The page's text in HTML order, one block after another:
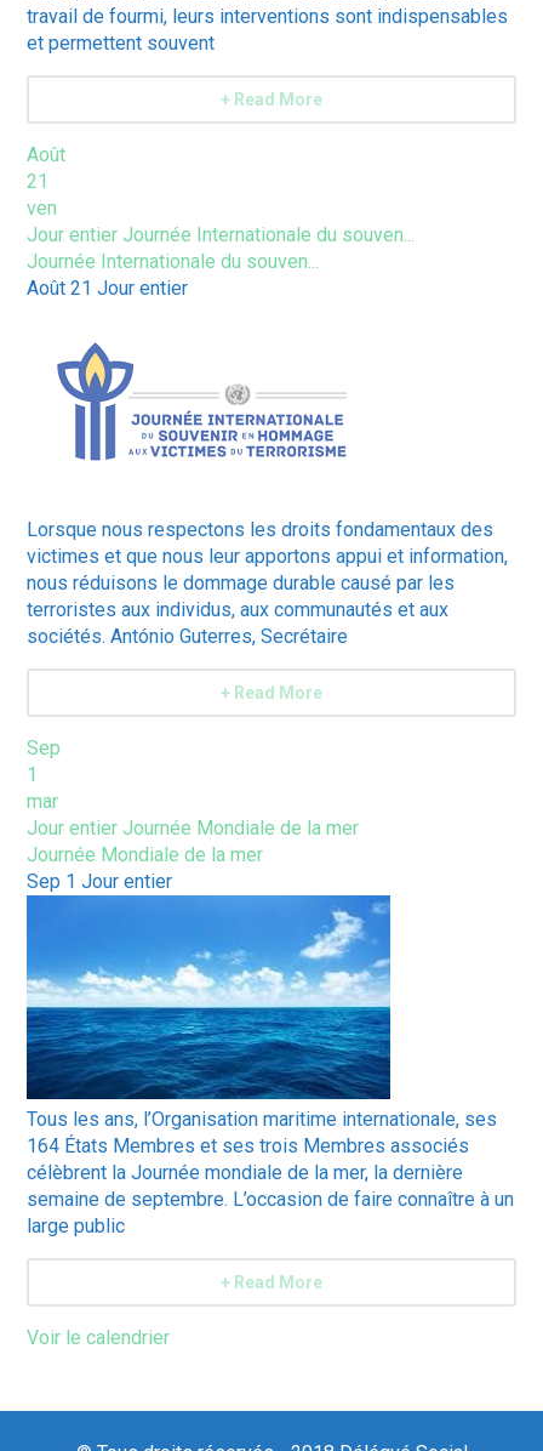
travail de fourmi, leurs interventions sont indispensables
et permettent souvent
+ Read More
Août
21
ven
Jour entierJournée Internationale du souven...
Journée Internationale du souven...
Août 21Jour entier
Lorsque nous respectons les droits fondamentaux des
victimes et que nous leur apportons appui et information,
nous réduisons le dommage durable causé par les
terroristes aux individus, aux communautés et aux
sociétés. António Guterres, Secrétaire
+ Read More
Sep
1
mar
Jour entierJournée Mondiale de la mer
Journée Mondiale de la mer
Sep 1Jour entier
Tous les ans, l’Organisation maritime internationale, ses
164 États Membres et ses trois Membres associés
célèbrent la Journée mondiale de la mer, la dernière
semaine de septembre. L’occasion de faire connaître à un
large public
+ Read More
Voir le calendrier